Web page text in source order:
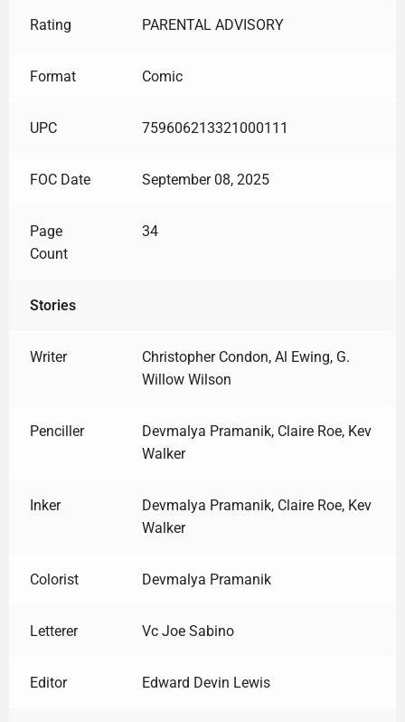
Rating PARENTAL ADVISORY
Format Comic
UPC 759606213321000111
FOC Date September 08, 2025
Page
Count
34
Stories
Writer
Christopher Condon, Al Ewing, G.
Willow Wilson
Penciller
Devmalya Pramanik, Claire Roe, Kev
Walker
Inker
Devmalya Pramanik, Claire Roe, Kev
Walker
Colorist Devmalya Pramanik
Letterer Vc Joe Sabino
Editor Edward Devin Lewis